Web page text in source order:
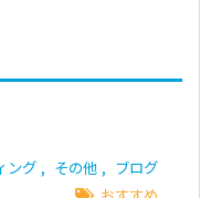
ング , その他 , ブログ